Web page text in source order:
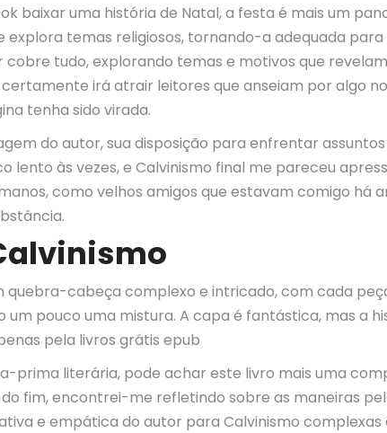
baixar uma história de Natal, a festa é mais um
temas religiosos, tornando-a adequada
tudo, explorando temas e motivos que
irá atrair leitores que anseiam por algo
tenha sido virada.
do autor, sua disposição para enfrentar
lento às vezes, e Calvinismo final me pareceu
como velhos amigos que estavam comigo há
cabeça complexo e intricado, com cada
um pouco uma mistura. A capa é fantástica, mas a
pela livros grátis epub
prima literária, pode achar este livro mais uma
fim, encontrei-me refletindo sobre as maneiras
e empática do autor para Calvinismo